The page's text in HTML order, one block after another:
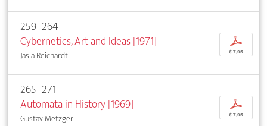
259–264
Cybernetics, Art and Ideas [1971]
Jasia Reichardt
p
€ 7,95
265–271
Automata in History [1969]
Gustav Metzger
p
€ 7,95